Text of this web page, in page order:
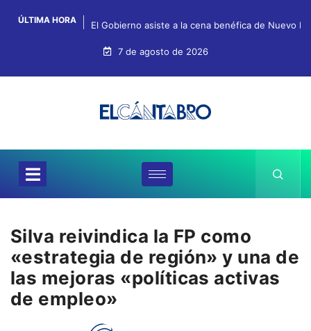
ÚLTIMA HORA El Gobierno asiste a la cena benéfica de Nuevo
7 de agosto de 2026
Silva reivindica la FP como
«estrategia de región» y una de
las mejoras «políticas activas
de empleo»